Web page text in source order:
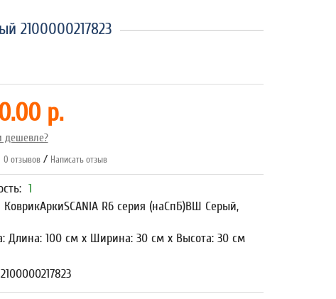
2100000217823
р.
дешевле?
0 отзывов / Написать отзыв
1
КоврикАркиSCANIA R6 серия (наСпБ)ВШ Серый,
Длина: 100 см x Ширина: 30 см x Высота: 30 см